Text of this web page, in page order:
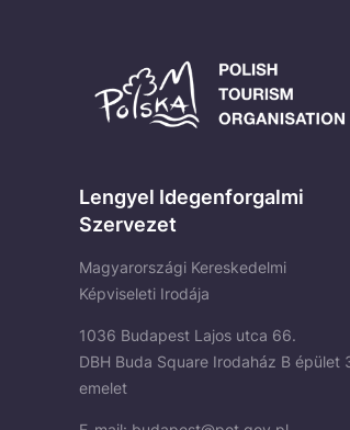
Lengyel Idegenforgalmi
Szervezet
Magyarországi Kereskedelmi
Képviseleti Irodája
1036 Budapest Lajos utca 66.
DBH Buda Square Irodaház B épület
emelet